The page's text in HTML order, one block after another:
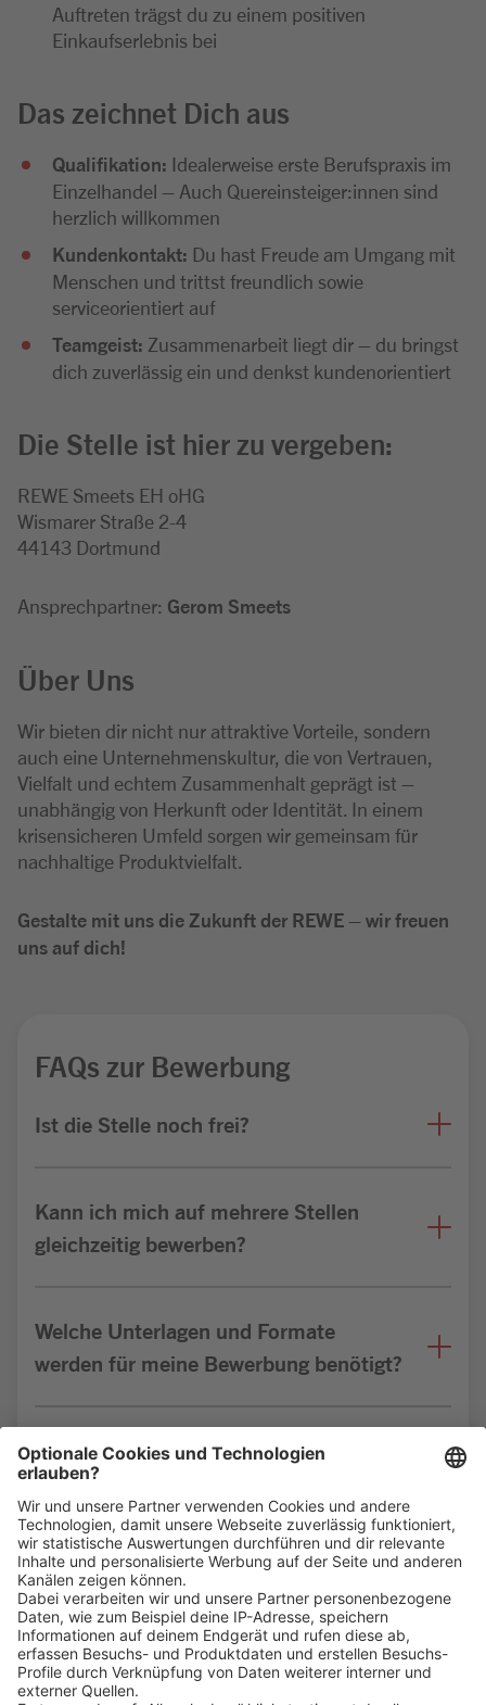
Auftreten trägst du zu einem positiven
Einkaufserlebnis bei
Das zeichnet Dich aus
Qualifikation: Idealerweise erste Berufspraxis im
Einzelhandel – Auch Quereinsteiger:innen sind
herzlich willkommen
Kundenkontakt: Du hast Freude am Umgang mit
Menschen und trittst freundlich sowie
serviceorientiert auf
Teamgeist: Zusammenarbeit liegt dir – du bringst
dich zuverlässig ein und denkst kundenorientiert
Die Stelle ist hier zu vergeben:
REWE Smeets EH oHG
Wismarer Straße 2-4
44143 Dortmund
Ansprechpartner: Gerom Smeets
Über Uns
Wir bieten dir nicht nur attraktive Vorteile, sondern
auch eine Unternehmenskultur, die von Vertrauen,
Vielfalt und echtem Zusammenhalt geprägt ist –
unabhängig von Herkunft oder Identität. In einem
krisensicheren Umfeld sorgen wir gemeinsam für
nachhaltige Produktvielfalt.
Gestalte mit uns die Zukunft der REWE – wir freuen
uns auf dich!
FAQs zur Bewerbung
Ist die Stelle noch frei?
Kann ich mich auf mehrere Stellen
gleichzeitig bewerben?
Welche Unterlagen und Formate
werden für meine Bewerbung benötigt?
Bin ich für die Stelle geeignet?